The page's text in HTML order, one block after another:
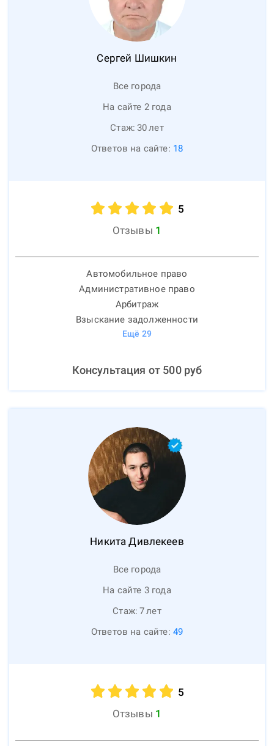
Сергей Шишкин
Все города
На сайте 2 года
Стаж: 30лет
Ответов на сайте: 18
5
Отзывы 1
Автомобильное право
Административное право
Арбитраж
Взыскание задолженности
Ещё 29
Консультация от 500руб
Никита Дивлекеев
Все города
На сайте 3 года
Стаж: 7лет
Ответов на сайте: 49
5
Отзывы 1